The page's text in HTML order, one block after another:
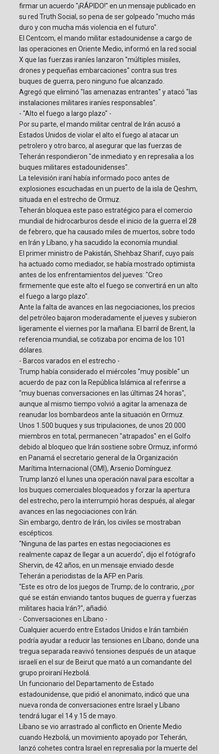
firmar un acuerdo "¡RÁPIDO!" en un mensaje publicado en
su red Truth Social, so pena de ser golpeado "mucho más
duro y con mucha más violencia en el futuro".
El Centcom, el mando militar estadounidense a cargo de
las operaciones en Oriente Medio, informó en la red social
X que las fuerzas iraníes lanzaron "múltiples misiles,
drones y pequeñas embarcaciones" contra sus tres
buques de guerra, pero ninguno fue alcanzado.
Agregó que eliminó "las amenazas entrantes" y atacó "las
instalaciones militares iraníes responsables".
- "Alto el fuego a largo plazo" -
Por su parte, el mando militar central de Irán acusó a
Estados Unidos de violar el alto el fuego al atacar un
petrolero y otro barco, al asegurar que las fuerzas de
Teherán respondieron "de inmediato y en represalia a los
buques militares estadounidenses".
La televisión iraní había informado poco antes de
explosiones escuchadas en un puerto de la isla de Qeshm,
situada en el estrecho de Ormuz.
Teherán bloquea este paso estratégico para el comercio
mundial de hidrocarburos desde el inicio de la guerra el 28
de febrero, que ha causado miles de muertos, sobre todo
en Irán y Líbano, y ha sacudido la economía mundial.
El primer ministro de Pakistán, Shehbaz Sharif, cuyo país
ha actuado como mediador, se había mostrado optimista
antes de los enfrentamientos del jueves: "Creo
firmemente que este alto el fuego se convertirá en un alto
el fuego a largo plazo".
Ante la falta de avances en las negociaciones, los precios
del petróleo bajaron moderadamente el jueves y subieron
ligeramente el viernes por la mañana. El barril de Brent, la
referencia mundial, se cotizaba por encima de los 101
dólares.
- Barcos varados en el estrecho -
Trump había considerado el miércoles "muy posible" un
acuerdo de paz con la República Islámica al referirse a
"muy buenas conversaciones en las últimas 24 horas",
aunque al mismo tiempo volvió a agitar la amenaza de
reanudar los bombardeos ante la situación en Ormuz.
Unos 1.500 buques y sus tripulaciones, de unos 20.000
miembros en total, permanecen "atrapados" en el Golfo
debido al bloqueo que Irán sostiene sobre Ormuz, informó
en Panamá el secretario general de la Organización
Marítima Internacional (OMI), Arsenio Domínguez.
Trump lanzó el lunes una operación naval para escoltar a
los buques comerciales bloqueados y forzar la apertura
del estrecho, pero la interrumpió horas después, al alegar
avances en las negociaciones con Irán.
Sin embargo, dentro de Irán, los civiles se mostraban
escépticos.
"Ninguna de las partes en estas negociaciones es
realmente capaz de llegar a un acuerdo", dijo el fotógrafo
Shervin, de 42 años, en un mensaje enviado desde
Teherán a periodistas de la AFP en París.
"Este es otro de los juegos de Trump; de lo contrario, ¿por
qué se están enviando tantos buques de guerra y fuerzas
militares hacia Irán?", añadió.
- Conversaciones en Líbano -
Cualquier acuerdo entre Estados Unidos e Irán también
podría ayudar a reducir las tensiones en Líbano, donde una
tregua separada reavivó tensiones después de un ataque
israelí en el sur de Beirut que mató a un comandante del
grupo proiraní Hezbolá.
Un funcionario del Departamento de Estado
estadounidense, que pidió el anonimato, indicó que una
nueva ronda de conversaciones entre Israel y Líbano
tendrá lugar el 14 y 15 de mayo.
Líbano se vio arrastrado al conflicto en Oriente Medio
cuando Hezbolá, un movimiento apoyado por Teherán,
lanzó cohetes contra Israel en represalia por la muerte del